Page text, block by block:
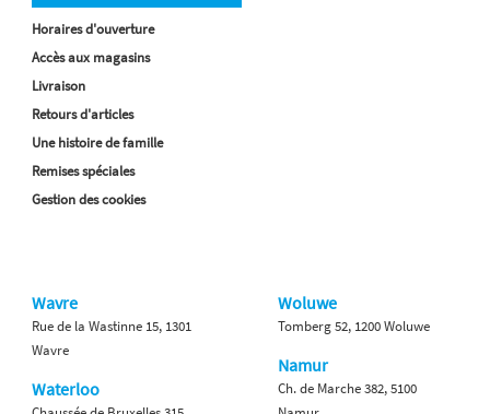
Horaires d'ouverture
Accès aux magasins
Livraison
Retours d'articles
Une histoire de famille
Remises spéciales
Gestion des cookies
Wavre
Rue de la Wastinne 15, 1301
Wavre
Waterloo
Woluwe
Tomberg 52, 1200 Woluwe
Namur
Ch. de Marche 382, 5100